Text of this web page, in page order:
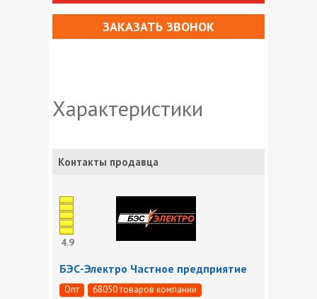
ЗАКАЗАТЬ ЗВОНОК
Характеристики
Контакты продавца
4.9
БЭС-Электро Частное предприятие
Опт 68050 товаров компании